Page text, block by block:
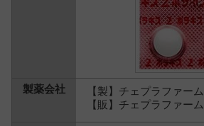
【製】チェプラファーム
【販】チェプラファーム